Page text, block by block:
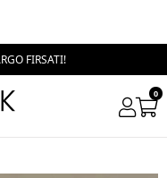
FIRSATI!
0